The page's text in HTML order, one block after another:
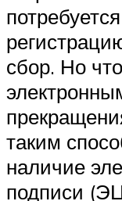
сбор. Но
таким
наличие
подписи